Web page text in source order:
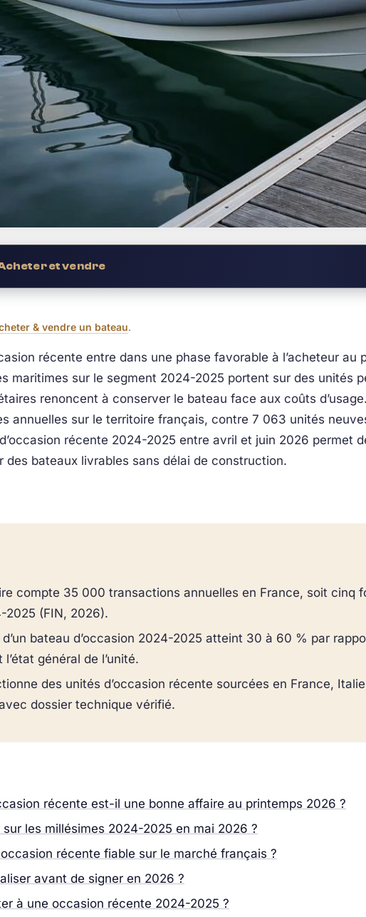
et vendre
& vendre un bateau.
récente entre dans une phase favorable à l’acheteur au
maritimes sur le segment 2024-2025 portent sur des unités
renoncent à conserver le bateau face aux coûts
annuelles sur le territoire français, contre 7 063 unités
récente 2024-2025 entre avril et juin 2026 permet
des bateaux livrables sans délai de construction.
compte 35 000 transactions annuelles en France, soit cinq
2025 (FIN, 2026).
bateau d’occasion 2024-2025 atteint 30 à 60 % par
général de l’unité.
des unités d’occasion récente sourcées en France,
dossier technique vérifié.
récente est-il une bonne affaire au printemps 2026 ?
les millésimes 2024-2025 en mai 2026 ?
récente fiable sur le marché français ?
avant de signer en 2026 ?
à une occasion récente 2024-2025 ?